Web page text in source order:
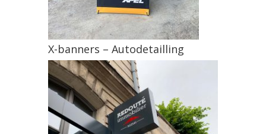
X-banners – Autodetailling